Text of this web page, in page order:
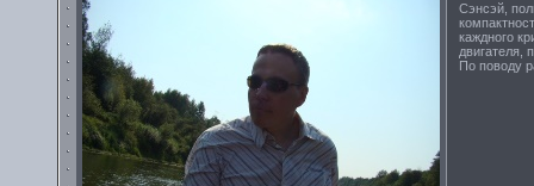
Сэнсэй,
каждного
двигателя,
По поводу